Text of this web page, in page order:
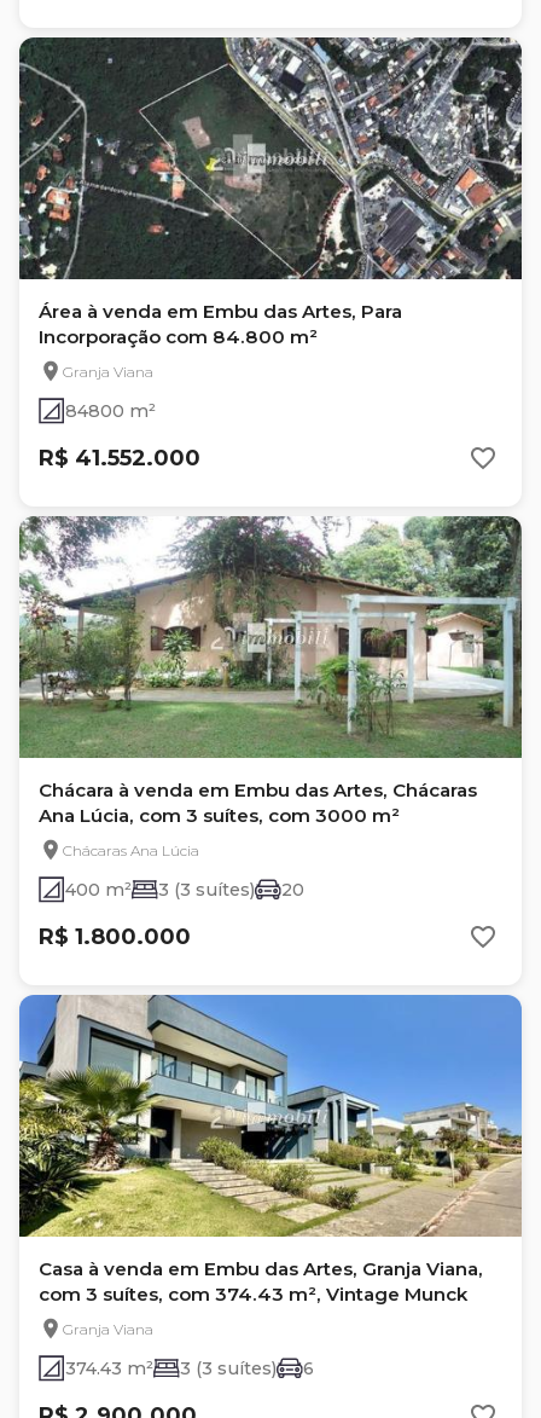
Área à venda em Embu das Artes, Para
Incorporação com 84.800 m²
Granja Viana
84800 m²
R$ 41.552.000
Chácara à venda em Embu das Artes, Chácaras
Ana Lúcia, com 3 suítes, com 3000 m²
Chácaras Ana Lúcia
400 m² 3 (3 suítes) 20
R$ 1.800.000
Casa à venda em Embu das Artes, Granja Viana,
com 3 suítes, com 374.43 m², Vintage Munck
Granja Viana
374.43 m² 3 (3 suítes) 6